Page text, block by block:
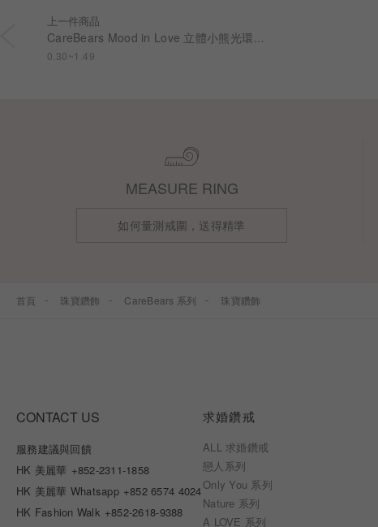
上一件商品
0.30~1.49
MEASURE RING
如何量測戒圍，送得精準
首頁 珠寶鑽飾 CareBears 系列 珠寶鑽飾
CONTACT US
服務建議與回饋
HK 美麗華 +852-2311-1858
HK 美麗華 Whatsapp +852 6574 4024
HK Fashion Walk +852-2618-9388
求婚鑽戒
ALL 求婚鑽戒
戀人系列
Only You 系列
Nature 系列
A LOVE 系列